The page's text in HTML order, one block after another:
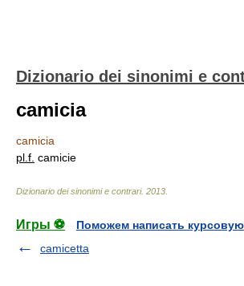
Dizionario dei sinonimi e
camicia
camicia
pl. f. camicie
Dizionario dei sinonimi e contrari. 2013
Игры ⚽
Поможем написать курсовую
camicetta